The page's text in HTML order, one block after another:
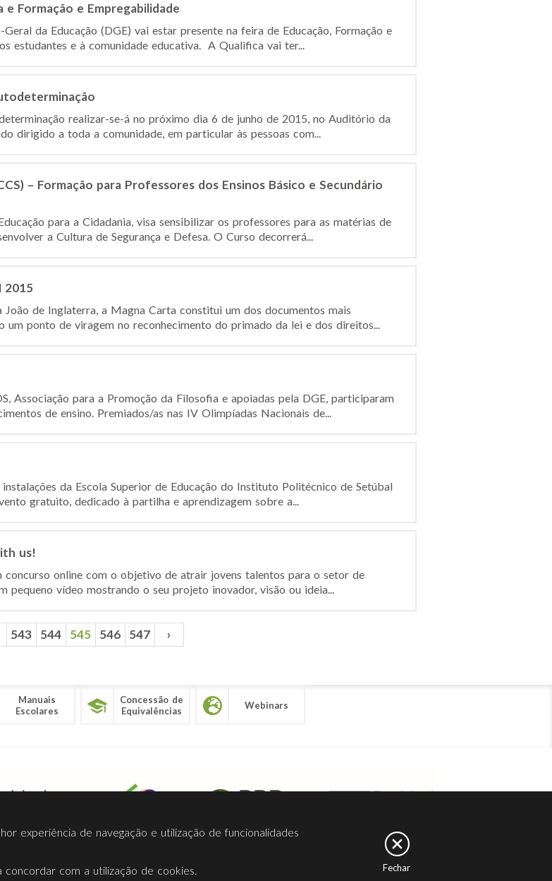
Formação e Empregabilidade
da Educação (DGE) vai estar presente na feira de Educação, Formação e
estudantes e à comunidade educativa. A Qualifica vai ter...
realizar-se-á no próximo dia 6 de junho de 2015, no Auditório da
dirigido a toda a comunidade, em particular às pessoas com...
– Formação para Professores dos Ensinos Básico e Secundário
para a Cidadania, visa sensibilizar os professores para as matérias de
a Cultura de Segurança e Defesa. O Curso decorrerá...
2015
de Inglaterra, a Magna Carta constitui um dos documentos mais
um ponto de viragem no reconhecimento do primado da lei e dos direitos...
Associação para a Promoção da Filosofia e apoiadas pela DGE, participaram
de ensino. Premiados/as nas IV Olimpíadas Nacionais de...
da Escola Superior de Educação do Instituto Politécnico de Setúbal
gratuito, dedicado à partilha e aprendizagem sobre a...
us!
concurso online com o objetivo de atrair jovens talentos para o setor de
pequeno vídeo mostrando o seu projeto inovador, visão ou ideia...
543 544 545 546 547 ›
Manuais
Escolares
Concessão de
Equivalências
Webinars
Contactos Ligações Facebook
experiência de navegação e utilização de funcionalidades
com a utilização de cookies.
Fechar